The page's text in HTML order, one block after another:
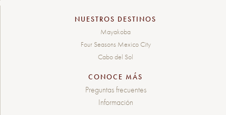
NUESTROS DESTINOS
Mayakoba
Four Seasons Mexico City
Cabo del Sol
CONOCE MÁS
Preguntas frecuentes
Información